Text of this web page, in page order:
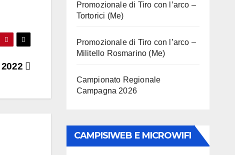
Promozionale di Tiro con l’arco –
Tortorici (Me)
Promozionale di Tiro con l’arco –
Militello Rosmarino (Me)
Campionato Regionale
Campagna 2026
CAMPISIWEB E MICROWIFI